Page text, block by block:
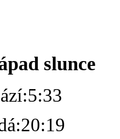
slunce
5:33
20:19